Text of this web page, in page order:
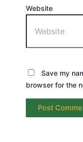
Website
Save my
browser for the